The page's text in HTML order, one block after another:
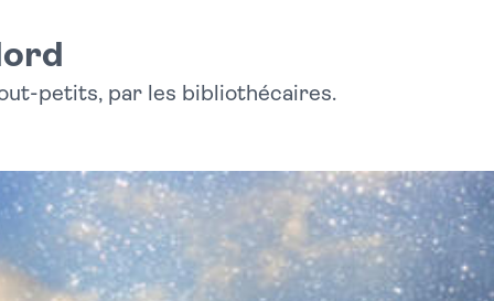
petits, par les bibliothécaires.